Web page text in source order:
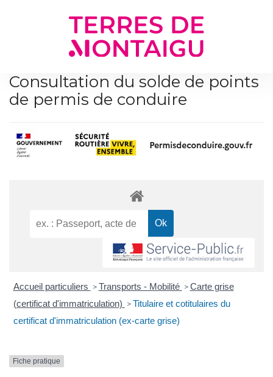
Consultation du solde de points
de permis de conduire
Accueil particuliers > Transports - Mobilité > Carte grise
(certificat d'immatriculation) > Titulaire et cotitulaires du
certificat d'immatriculation (ex-carte grise)
Fiche pratique